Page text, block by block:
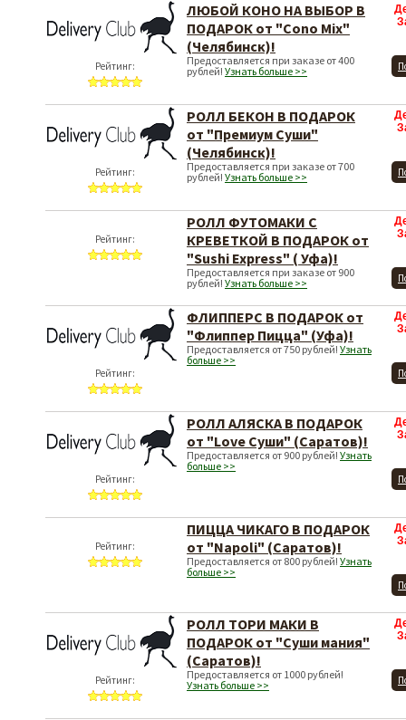
Рейтинг:
ЛЮБОЙ КОНО НА ВЫБОР В
ПОДАРОК от "Cono Mix"
(Челябинск)!
Предоставляется при заказе от 400
рублей! Узнать больше >>
Рейтинг:
РОЛЛ БЕКОН В ПОДАРОК
от "Премиум Суши"
(Челябинск)!
Предоставляется при заказе от 700
рублей! Узнать больше >>
Рейтинг:
РОЛЛ ФУТОМАКИ С
КРЕВЕТКОЙ В ПОДАРОК от
"Sushi Express" ( Уфа)!
Предоставляется при заказе от 900
рублей! Узнать больше >>
Рейтинг:
ФЛИППЕРС В ПОДАРОК от
"Флиппер Пицца" (Уфа)!
Предоставляется от 750 рублей! Узнать
больше >>
Рейтинг:
РОЛЛ АЛЯСКА В ПОДАРОК
от "Love Суши" (Саратов)!
Предоставляется от 900 рублей! Узнать
больше >>
Рейтинг:
ПИЦЦА ЧИКАГО В ПОДАРОК
от "Napoli" (Саратов)!
Предоставляется от 800 рублей! Узнать
больше >>
Рейтинг:
РОЛЛ ТОРИ МАКИ В
ПОДАРОК от "Суши мания"
(Саратов)!
Предоставляется от 1000 рублей!
Узнать больше >>